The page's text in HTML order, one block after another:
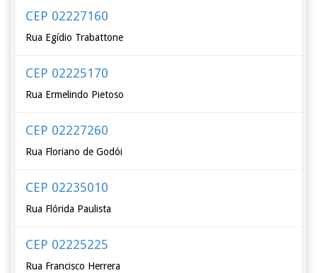
CEP 02227160
Rua Egídio Trabattone
CEP 02225170
Rua Ermelindo Pietoso
CEP 02227260
Rua Floriano de Godói
CEP 02235010
Rua Flórida Paulista
CEP 02225225
Rua Francisco Herrera